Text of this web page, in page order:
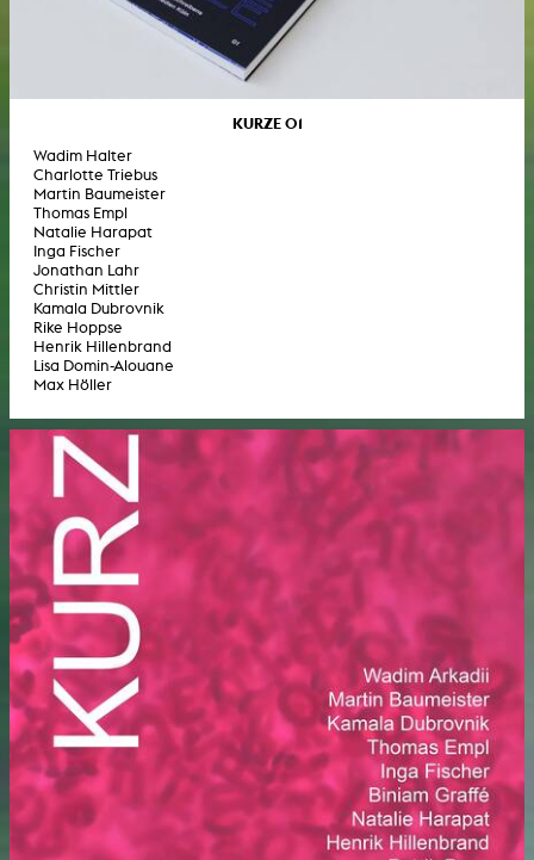
KURZE 01
Wadim Halter
Charlotte Triebus
Martin Baumeister
Thomas Empl
Natalie Harapat
Inga Fischer
Jonathan Lahr
Christin Mittler
Kamala Dubrovnik
Rike Hoppse
Henrik Hillenbrand
Lisa Domin-Alouane
Max Höller